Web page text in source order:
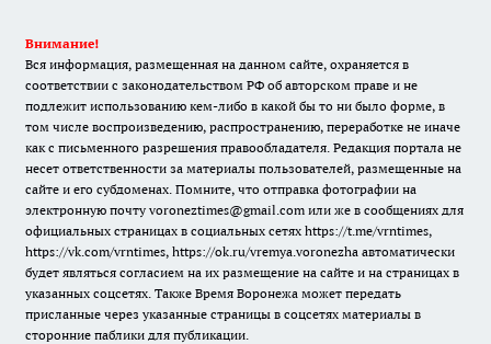
Внимание!
Вся информация, размещенная на данном сайте, охраняется в
соответствии с законодательством РФ об авторском праве и не
подлежит использованию кем-либо в какой бы то ни было форме, в
том числе воспроизведению, распространению, переработке не иначе
как с письменного разрешения правообладателя. Редакция портала не
несет ответственности за материалы пользователей, размещенные на
сайте и его субдоменах. Помните, что отправка фотографии на
электронную почту voroneztimes@gmail.com или же в сообщениях для
официальных страницах в социальных сетях https://t.me/vrntimes,
https://vk.com/vrntimes, https://ok.ru/vremya.voronezha автоматически
будет являться согласием на их размещение на сайте и на страницах в
указанных соцсетях. Также Время Воронежа может передать
присланные через указанные страницы в соцсетях материалы в
сторонние паблики для публикации.